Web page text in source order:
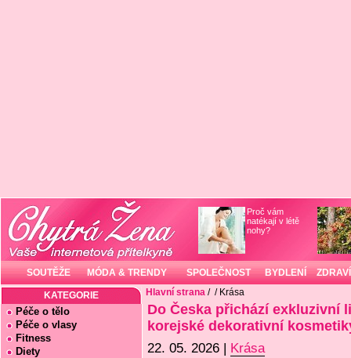
Proč vám
natékají v létě
nohy?
SOUTĚŽE MÓDA & TRENDY SPOLEČNOST BYDLENÍ ZDRAVÍ
KATEGORIE
Péče o tělo
Péče o vlasy
Fitness
Diety
Hlavní strana / / Krása
Do Česka přichází exkluzivní
korejské dekorativní
22. 05. 2026 | Krása